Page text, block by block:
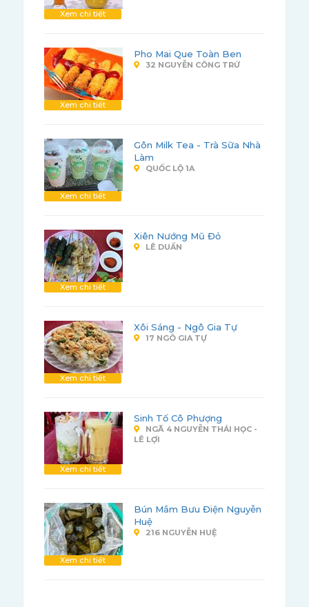
Xem chi tiết
Xem chi tiết
Pho Mai Que Toàn Ben
32 NGUYỄN CÔNG TRỨ
Xem chi tiết
Gôn Milk Tea - Trà Sữa Nhà
Làm
QUỐC LỘ 1A
Xem chi tiết
Xiên Nướng Mũ Đỏ
LÊ DUẨN
Xem chi tiết
Xôi Sáng - Ngô Gia Tự
17 NGÔ GIA TỰ
Xem chi tiết
Sinh Tố Cô Phượng
NGÃ 4 NGUYỄN THÁI HỌC -
LÊ LỢI
Xem chi tiết
Bún Mắm Bưu Điện Nguyễn
Huệ
216 NGUYỄN HUỆ